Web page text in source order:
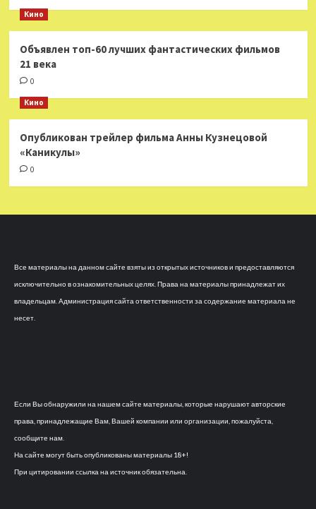
Кино
Объявлен топ-60 лучших фантастических фильмов
21 века
0
Кино
Опубликован трейлер фильма Анны Кузнецовой
«Каникулы»
0
Все материалы на данном сайте взяты из открытых источников и предоставляются
исключительно в ознакомительных целях. Права на материалы принадлежат их
владельцам. Администрация сайта ответственности за содержание материала не
несет.
Если Вы обнаружили на нашем сайте материалы, которые нарушают авторские
права, принадлежащие Вам, Вашей компании или организации, пожалуйста,
сообщите нам.
На сайте могут быть опубликованы материалы 18+!
При цитировании ссылка на источник обязательна.